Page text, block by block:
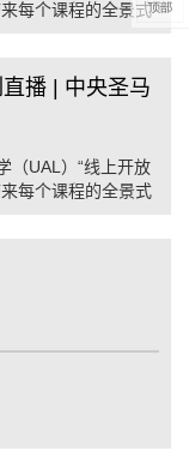
每个课程的全景式
播 | 中央圣马
（UAL）“线上开放
每个课程的全景式